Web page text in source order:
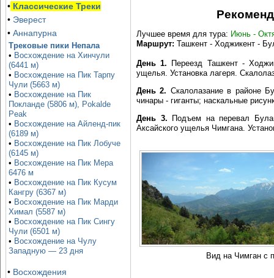
• Классические Треки
• Эверест
• Аннапурна
Трековые пики Непала
• Восхождение на Хинчули
(6441 м)
• Восхождение на Пик Тарпу
Чули (5663 м)
• Восхождение на Пик
Покланде (5806 м), Pokalde
Peak
• Восхождение на Айленд-пик
(6189 м)
• Восхождение на Пик Лобуче
(6145 м)
• Восхождение на Пик Мера
6476 м
• Восхождение на Пик Кусум
Кангру (6367 м)
• Восхождение на Пик Марди
Химал (5587 м)
• Восхождение на Пик Сингу
Чули (6501 м)
• Восхождение на Чулу
Западную — 23 дня
• Восхождения
Лучшее время для тура: Июнь -
Маршрут: Ташкент - Ходжикент -
День 1. Переезд Ташкент -
ущелья. Установка лагеря.
День 2. Скалолазание в районе
чинары - гиганты; наскальные
День 3. Подъем на перевал
Аксайского ущелья Чимгана.
Вид на Чимган с